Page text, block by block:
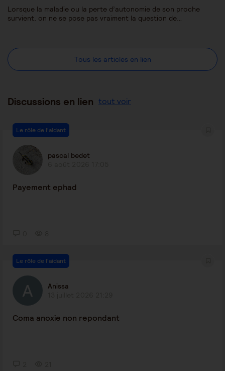
Lorsque la maladie ou la perte d’autonomie de son proche
survient, on ne se pose pas vraiment la question de…
Tous les articles en lien
Discussions en lien tout voir
Le rôle de l'aidant
pascal bedet
Payement ephad
Le rôle de l'aidant
Anissa
Coma anoxie non repondant